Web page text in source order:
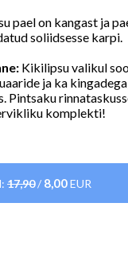
pael on kangast ja
soliidsesse karpi.
Kikilipsu valikul
ja ka
Pintsaku
komplekti!
17,90/ 8,00EUR